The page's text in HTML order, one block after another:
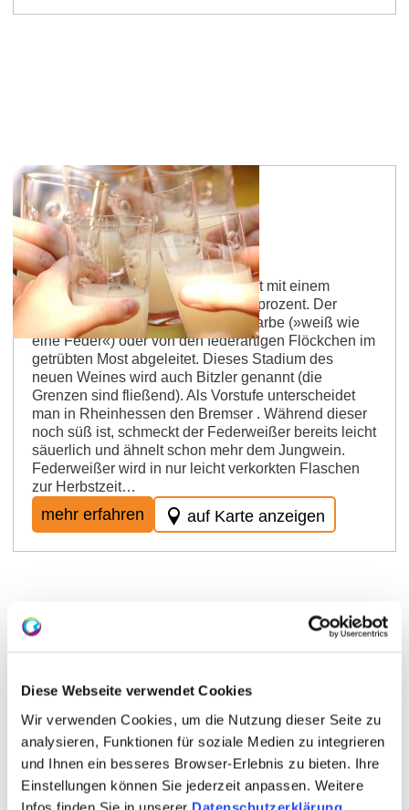
Diese Webseite verwendet Cookies
Wir verwenden Cookies, um die Nutzung dieser Seite zu
analysieren, Funktionen für soziale Medien zu integrieren
und Ihnen ein besseres Browser-Erlebnis zu bieten. Ihre
Einstellungen können Sie jederzeit anpassen. Weitere
Infos finden Sie in unserer Datenschutzerklärung
Federweißer
Der teilweise gegorene Traubensaft mit einem
Alkoholgehalt von ca. 5-6 Volumenprozent. Der
Name wird überwiegend von der Farbe (»weiß wie
eine Feder«) oder von den federartigen Flöckchen im
getrübten Most abgeleitet. Dieses Stadium des
neuen Weines wird auch Bitzler genannt (die
Grenzen sind fließend). Als Vorstufe unterscheidet
man in Rheinhessen den Bremser . Während dieser
noch süß ist, schmeckt der Federweißer bereits leicht
säuerlich und ähnelt schon mehr dem Jungwein.
Federweißer wird in nur leicht verkorkten Flaschen
zur Herbstzeit…
mehr erfahren auf Karte anzeigen
Filtration